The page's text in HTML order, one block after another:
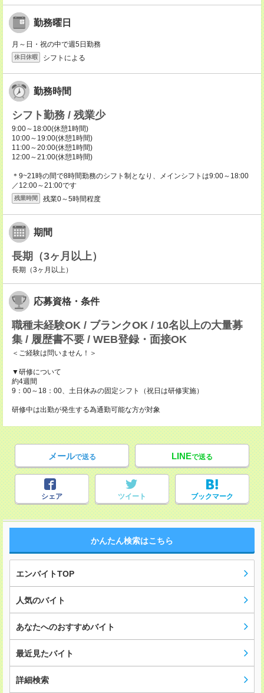
勤務曜日
月～日・祝の中で週5日勤務
休日休暇 シフトによる
勤務時間
シフト勤務 / 残業少
9:00～18:00(休憩1時間)
10:00～19:00(休憩1時間)
11:00～20:00(休憩1時間)
12:00～21:00(休憩1時間)
＊9~21時の間で8時間勤務のシフト制となり、メインシフトは9:00～18:00
／12:00～21:00です
残業時間 残業0～5時間程度
期間
長期（3ヶ月以上）
長期（3ヶ月以上）
応募資格・条件
職種未経験OK / ブランクOK / 10名以上の大量募
集 / 履歴書不要 / WEB登録・面接OK
＜ご経験は問いません！＞
▼研修について
約4週間
9：00～18：00、土日休みの固定シフト（祝日は研修実施）
研修中は出勤が発生する為通勤可能な方が対象
メールで送る LINEで送る
シェア ツイート ブックマーク
かんたん検索はこちら
エンバイトTOP
人気のバイト
あなたへのおすすめバイト
最近見たバイト
詳細検索